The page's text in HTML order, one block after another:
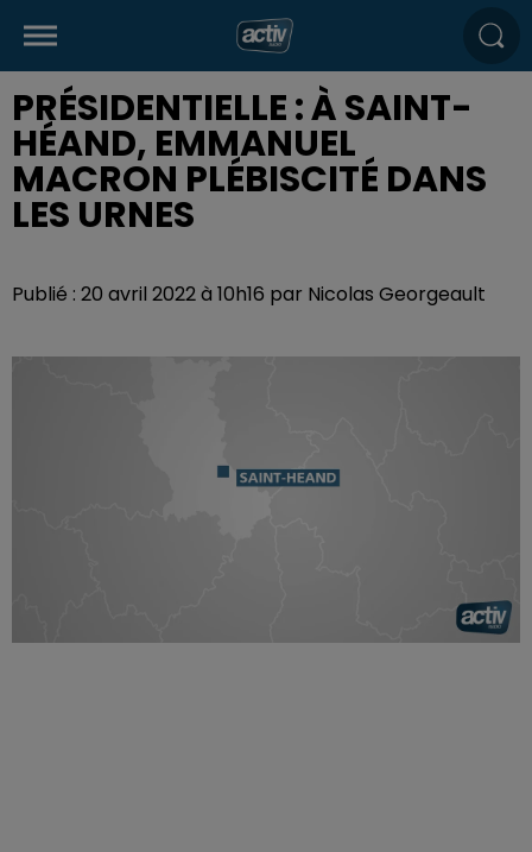
PRÉSIDENTIELLE : À SAINT-
HÉAND, EMMANUEL
MACRON PLÉBISCITÉ DANS
LES URNES
Publié : 20 avril 2022 à 10h16 par Nicolas Georgeault